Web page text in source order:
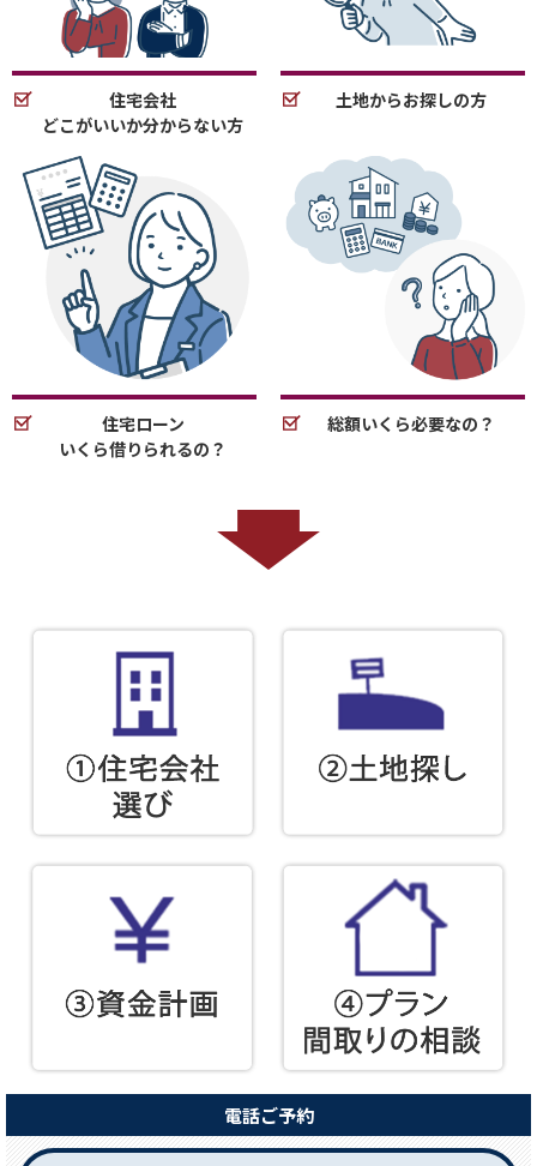
住宅会社
どこがいいか分からない方
土地からお探しの方
住宅ローン
いくら借りられるの？
総額いくら必要なの？
電話ご予約